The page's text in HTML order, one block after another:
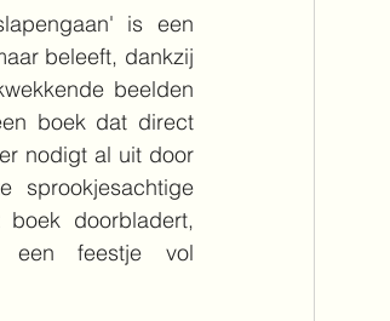
is een
beleeft, dankzij
beelden
boek dat direct
nodigt al uit door
sprookjesachtige
doorbladert,
feestje vol